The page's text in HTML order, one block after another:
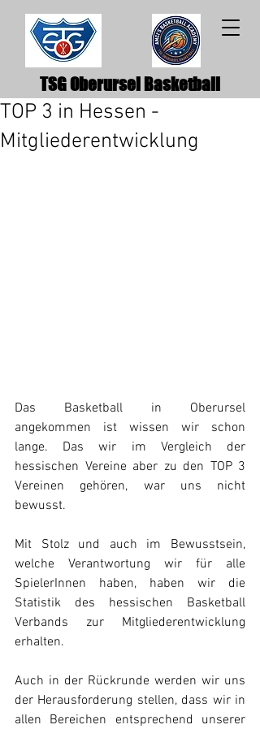
TSG Oberursel Basketball
TOP 3 in Hessen -
Mitgliederentwicklung
Das Basketball in Oberursel
angekommen ist wissen wir schon
lange. Das wir im Vergleich der
hessischen Vereine aber zu den TOP 3
Vereinen gehören, war uns nicht
bewusst.
Mit Stolz und auch im Bewusstsein,
welche Verantwortung wir für alle
SpielerInnen haben, haben wir die
Statistik des hessischen Basketball
Verbands zur Mitgliederentwicklung
erhalten.
Auch in der Rückrunde werden wir uns
der Herausforderung stellen, dass wir in
allen Bereichen entsprechend unserer